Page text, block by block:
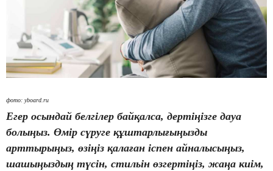
фото: yboard.ru
Егер осындай белгілер байқалса, дертіңізге дауа
болыңыз. Өмір сүруге құштарлығыңызды
арттырыңыз, өзіңіз қалаған іспен айналысыңыз,
шашыңыздың түсін, стильін өзгертіңіз, жаңа киім,